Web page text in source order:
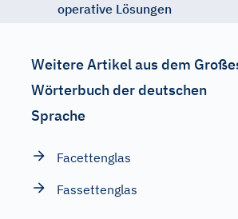
operative Lösungen
Weitere Artikel aus dem
Wörterbuch der deutschen
Sprache
Facettenglas
Fassettenglas